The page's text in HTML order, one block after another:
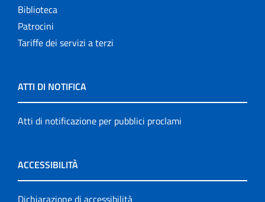
Biblioteca
Patrocini
Tariffe dei servizi a terzi
ATTI DI NOTIFICA
Atti di notificazione per pubblici proclami
ACCESSIBILITÀ
Dichiarazione di accessibilità